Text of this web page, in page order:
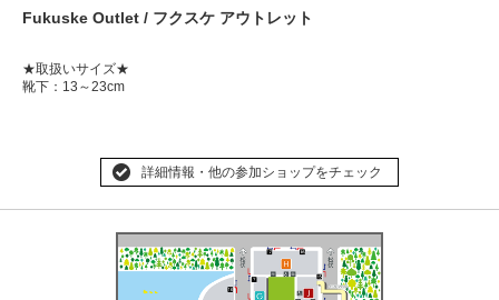
Fukuske Outlet / フクスケ アウトレット
★取扱いサイズ★
靴下：13～23cm
詳細情報・他の参加ショップをチェック